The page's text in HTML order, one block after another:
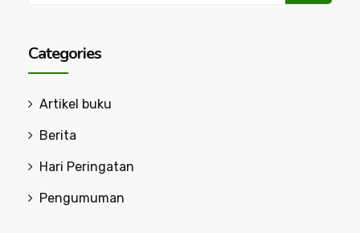
Categories
Artikel buku
Berita
Hari Peringatan
Pengumuman